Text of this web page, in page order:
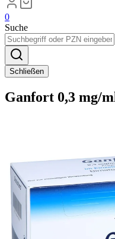
0
Suche
Schließen
Ganfort 0,3 mg/